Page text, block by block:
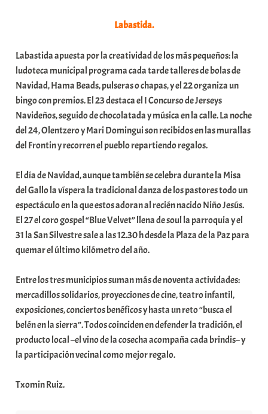
Labastida.
Labastida apuesta por la creatividad de los más pequeños: la
ludoteca municipal programa cada tarde talleres de bolas de
Navidad, Hama Beads, pulseras o chapas, y el 22 organiza un
bingo con premios. El 23 destaca el I Concurso de Jerseys
Navideños, seguido de chocolatada y música en la calle. La noche
del 24, Olentzero y Mari Domingui son recibidos en las murallas
del Frontin y recorren el pueblo repartiendo regalos.
El día de Navidad, aunque también se celebra durante la Misa
del Gallo la víspera la tradicional danza de los pastores todo un
espectáculo en la que estos adoran al recién nacido Niño Jesús.
El 27 el coro gospel “Blue Velvet” llena de soul la parroquia y el
31 la San Silvestre sale a las 12.30 h desde la Plaza de la Paz para
quemar el último kilómetro del año.
Entre los tres municipios suman más de noventa actividades:
mercadillos solidarios, proyecciones de cine, teatro infantil,
exposiciones, conciertos benéficos y hasta un reto “busca el
belén en la sierra”. Todos coinciden en defender la tradición, el
producto local –el vino de la cosecha acompaña cada brindis– y
la participación vecinal como mejor regalo.
Txomin Ruiz.